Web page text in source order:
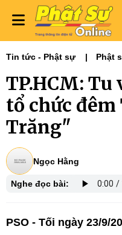
Tin tức - Phật sự
Phật
TP.HCM:
tổ chức
Trăng"
Ngọc Hằng
Nghe đọc bài:
PSO - Tối ngày 23/9/